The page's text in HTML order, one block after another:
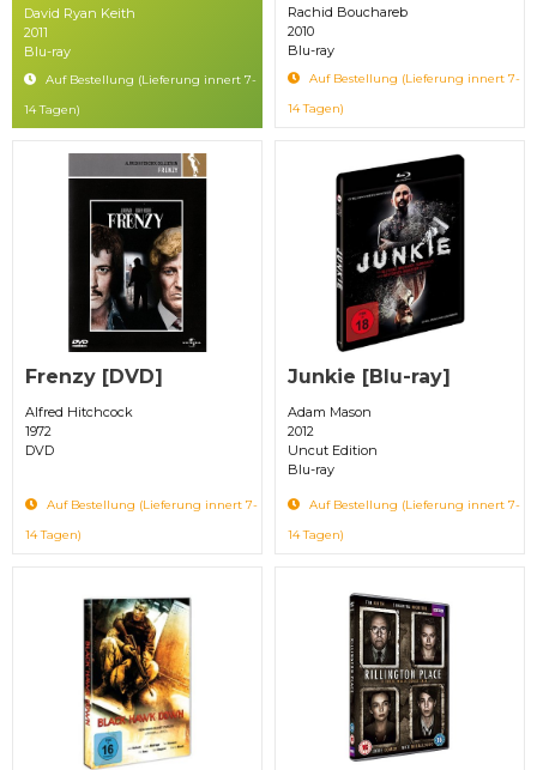
David Ryan Keith
2011
Blu-ray
Auf Bestellung (Lieferung innert 7-
14 Tagen)
Rachid Bouchareb
2010
Blu-ray
Auf Bestellung (Lieferung innert 7-
14 Tagen)
Frenzy [DVD]
Alfred Hitchcock
1972
DVD
Auf Bestellung (Lieferung innert 7-
14 Tagen)
Junkie [Blu-ray]
Adam Mason
2012
Uncut Edition
Blu-ray
Auf Bestellung (Lieferung innert 7-
14 Tagen)